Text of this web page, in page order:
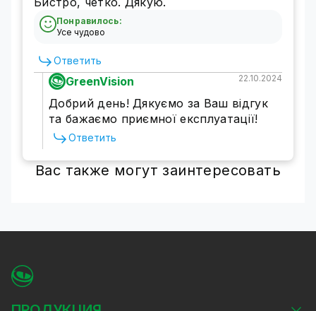
Понравилось:
Усе чудово
Ответить
GreenVision 22.10.2024
Добрий день! Дякуємо за Ваш відгук
та бажаємо приємної експлуатації!
Ответить
Вас также могут заинтересовать